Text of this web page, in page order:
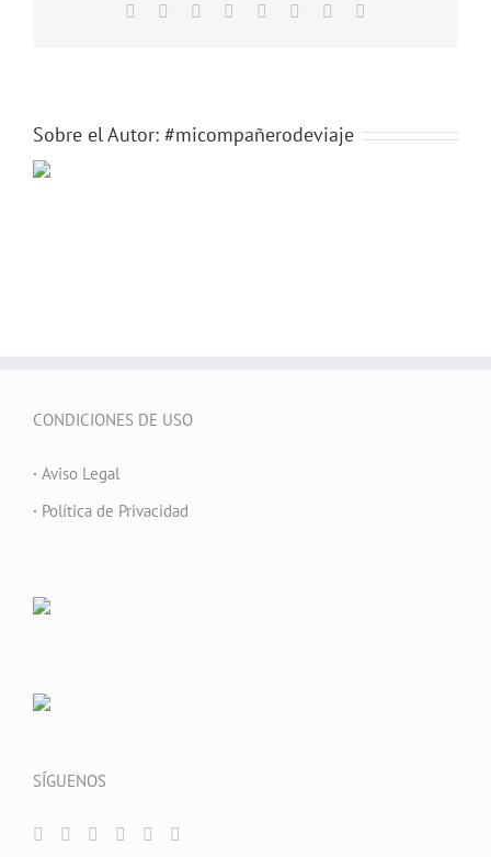
Facebook Reddit LinkedIn
TumblrPinterest
Sobre el Autor: #micompañerodeviaje
CONDICIONES DE USO
· Aviso Legal
· Política de Privacidad
SÍGUENOS